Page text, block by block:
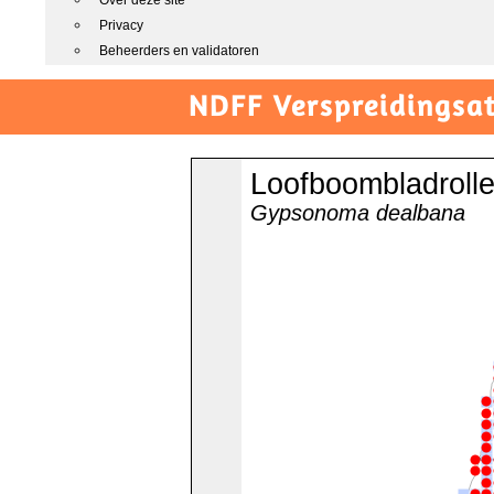
Privacy
Beheerders en validatoren
NDFF